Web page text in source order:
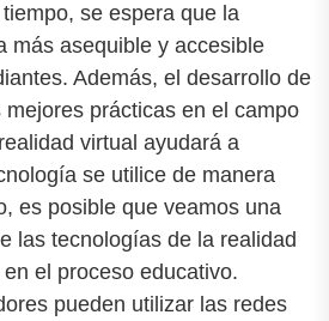
se espera que la
más asequible y accesible
Además, el desarrollo de
mejores prácticas en el campo
virtual ayudará a
se utilice de manera
es posible que veamos una
las tecnologías de la realidad
el proceso educativo.
pueden utilizar las redes